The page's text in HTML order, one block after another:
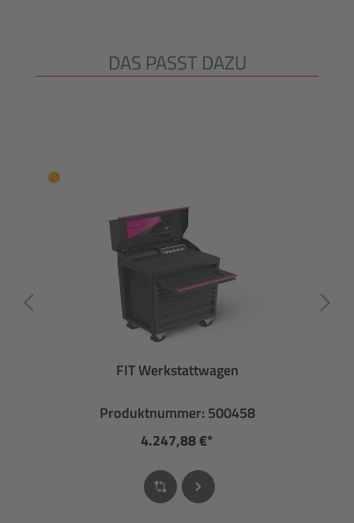
Produktgalerie überspringen
DAS PASST DAZU
FIT Werkstattwagen
Produktnummer: 500458
4.247,88 €*